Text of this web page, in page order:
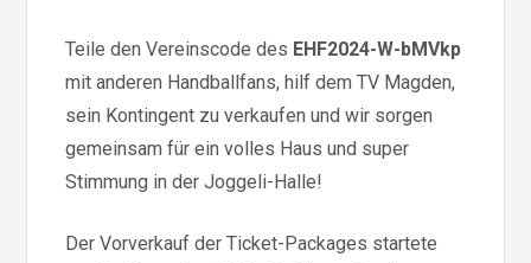
Teile den Vereinscode des EHF2024-W-bMVkp
mit anderen Handballfans, hilf dem TV Magden,
sein Kontingent zu verkaufen und wir sorgen
gemeinsam für ein volles Haus und super
Stimmung in der Joggeli-Halle!
Der Vorverkauf der Ticket-Packages startete